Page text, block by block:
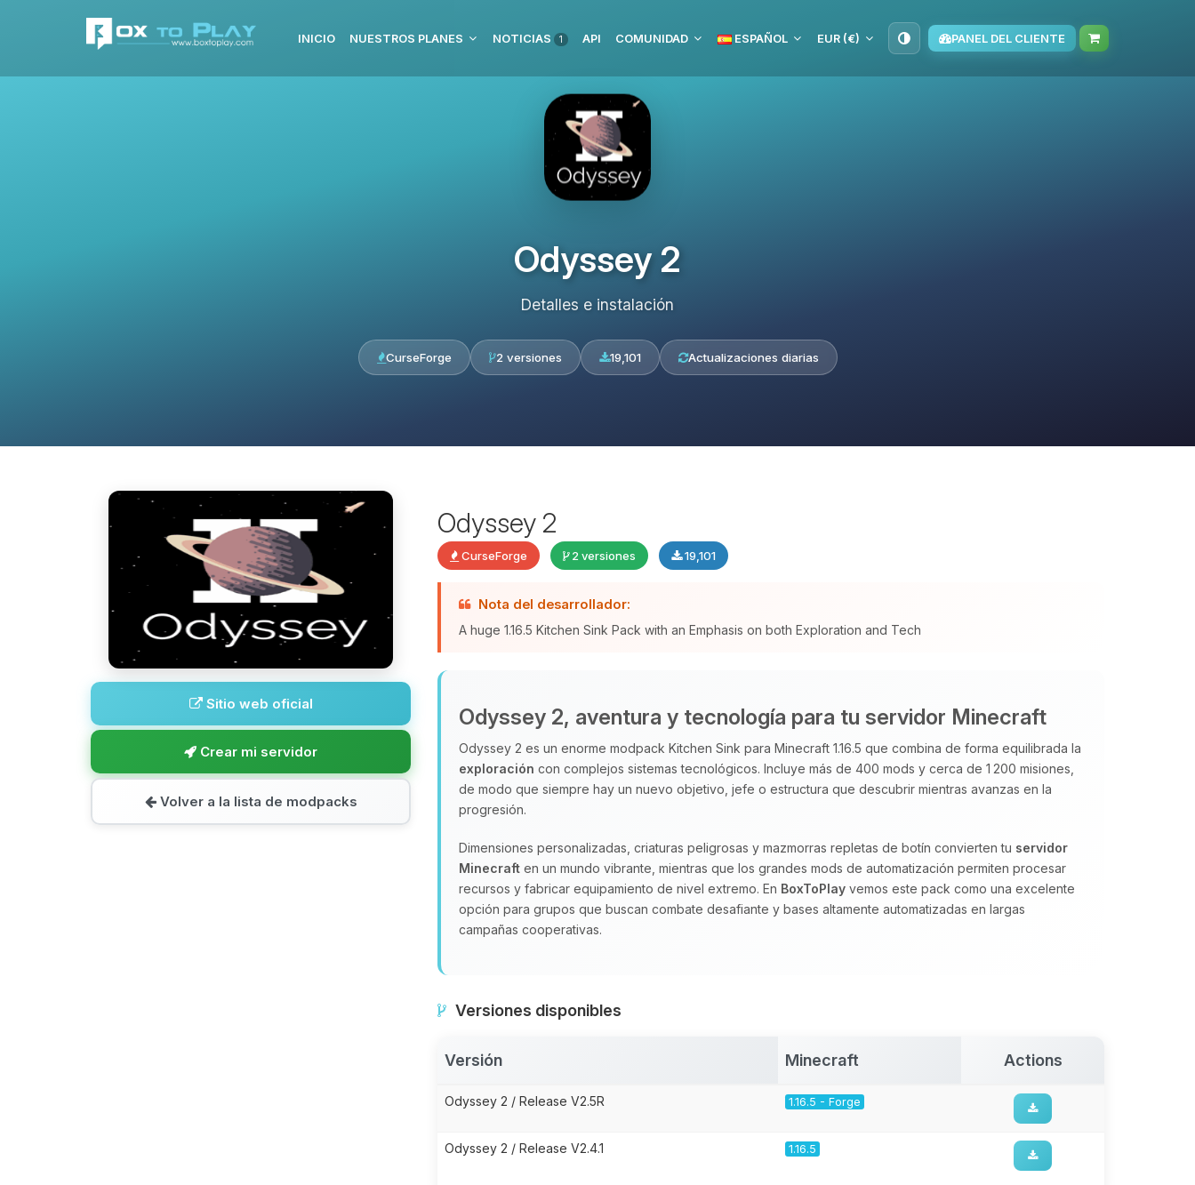
INICIO NUESTROS PLANES NOTICIAS 1 API COMUNIDAD ESPAÑOL EUR (€) PANEL DEL CLIENTE
Odyssey 2
Detalles e instalación
CurseForge 2 versiones 19,101 Actualizaciones diarias
Sitio web oficial
Crear mi servidor
Volver a la lista de modpacks
Odyssey 2
CurseForge 2 versiones 19,101
Nota del desarrollador:
A huge 1.16.5 Kitchen Sink Pack with an Emphasis on both Exploration and Tech
Odyssey 2, aventura y tecnología para tu servidor Minecraft
Odyssey 2 es un enorme modpack Kitchen Sink para Minecraft 1.16.5 que combina de forma equilibrada la
exploración con complejos sistemas tecnológicos. Incluye más de 400 mods y cerca de 1 200 misiones,
de modo que siempre hay un nuevo objetivo, jefe o estructura que descubrir mientras avanzas en la
progresión.
Dimensiones personalizadas, criaturas peligrosas y mazmorras repletas de botín convierten tu servidor
Minecraft en un mundo vibrante, mientras que los grandes mods de automatización permiten procesar
recursos y fabricar equipamiento de nivel extremo. En BoxToPlay vemos este pack como una excelente
opción para grupos que buscan combate desafiante y bases altamente automatizadas en largas
campañas cooperativas.
Versiones disponibles
Versión Minecraft Actions
Odyssey 2 / Release V2.5R 1.16.5 - Forge
Odyssey 2 / Release V2.4.1 1.16.5